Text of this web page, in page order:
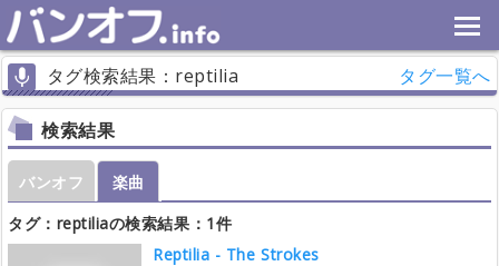
タグ検索結果：reptilia タグ一覧へ
検索結果
バンオフ
楽曲
タグ：reptiliaの検索結果：1件
Reptilia - The Strokes